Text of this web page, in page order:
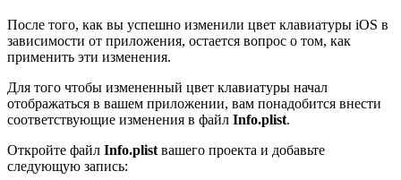
После того, как вы успешно изменили цвет клавиатуры iOS в
зависимости от приложения, остается вопрос о том, как
применить эти изменения.
Для того чтобы измененный цвет клавиатуры начал
отображаться в вашем приложении, вам понадобится внести
соответствующие изменения в файл Info.plist.
Откройте файл Info.plist вашего проекта и добавьте
следующую запись: